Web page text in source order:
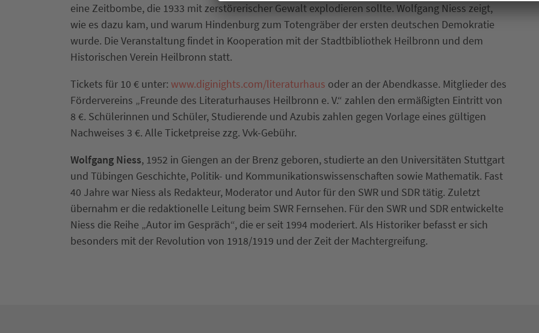
eine Zeitbombe, die 1933 mit zerstörerischer Gewalt explodieren sollte. Wolfgang Niess zeigt,
wie es dazu kam, und warum Hindenburg zum Totengräber der ersten deutschen Demokratie
wurde. Die Veranstaltung findet in Kooperation mit der Stadtbibliothek Heilbronn und dem
Historischen Verein Heilbronn statt.
Tickets für 10 € unter: www.diginights.com/literaturhaus oder an der Abendkasse. Mitglieder des
Fördervereins „Freunde des Literaturhauses Heilbronn e. V.“ zahlen den ermäßigten Eintritt von
8 €. Schülerinnen und Schüler, Studierende und Azubis zahlen gegen Vorlage eines gültigen
Nachweises 3 €. Alle Ticketpreise zzg. Vvk-Gebühr.
Wolfgang Niess, 1952 in Giengen an der Brenz geboren, studierte an den Universitäten Stuttgart
und Tübingen Geschichte, Politik- und Kommunikationswissenschaften sowie Mathematik. Fast
40 Jahre war Niess als Redakteur, Moderator und Autor für den SWR und SDR tätig. Zuletzt
übernahm er die redaktionelle Leitung beim SWR Fernsehen. Für den SWR und SDR entwickelte
Niess die Reihe „Autor im Gespräch“, die er seit 1994 moderiert. Als Historiker befasst er sich
besonders mit der Revolution von 1918/1919 und der Zeit der Machtergreifung.